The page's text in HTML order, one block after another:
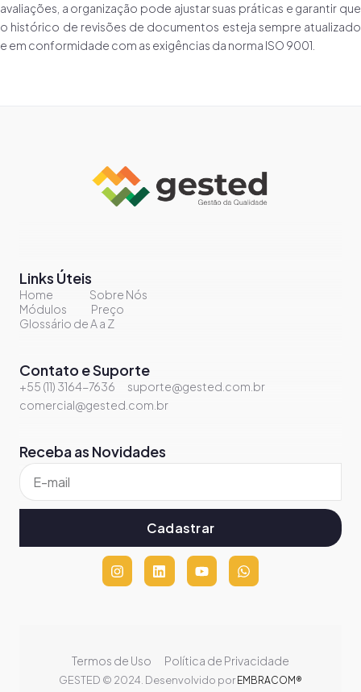
avaliações, a organização pode ajustar suas práticas e garantir que
o histórico de revisões de documentos esteja sempre atualizado
e em conformidade com as exigências da norma ISO 9001.
Receba as Novidades
Cadastrar
Links Úteis
Home
Sobre Nós
Módulos
Preço
Glossário de A a Z
Contato e Suporte
+55 (11) 3164-7636
suporte@gested.com.br
comercial@gested.com.br
GESTED © 2024. Desenvolvido por EMBRACOM®
Termos de Uso Política de Privacidade